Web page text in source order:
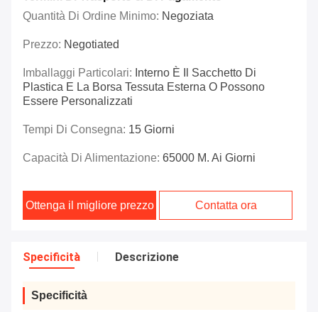
Quantità Di Ordine Minimo: Negoziata
Prezzo: Negotiated
Imballaggi Particolari: Interno È Il Sacchetto Di
Plastica E La Borsa Tessuta Esterna O Possono
Essere Personalizzati
Tempi Di Consegna: 15 Giorni
Capacità Di Alimentazione: 65000 M. Ai Giorni
Ottenga il migliore prezzo Contatta ora
Specificità Descrizione
Specificità